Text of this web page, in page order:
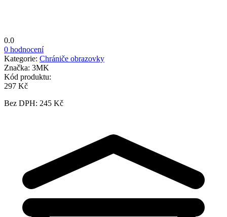
0.0
0 hodnocení
Kategorie: Chrániče obrazovky
Značka: 3MK
Kód produktu:
297 Kč
Bez DPH: 245 Kč